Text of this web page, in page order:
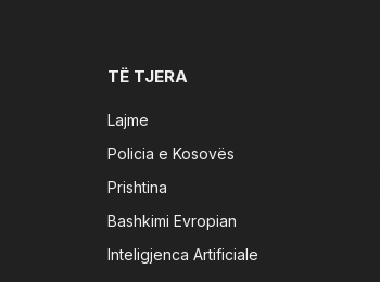
TË TJERA
Lajme
Policia e Kosovës
Prishtina
Bashkimi Evropian
Inteligjenca Artificiale